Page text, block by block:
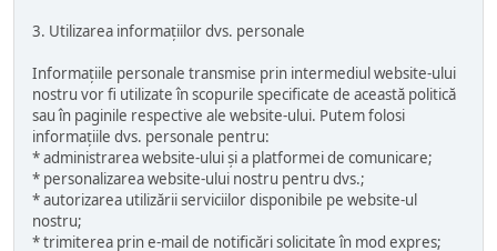
3. Utilizarea informațiilor dvs. personale
Informațiile personale transmise prin intermediul website-ului
nostru vor fi utilizate în scopurile specificate de această politică
sau în paginile respective ale website-ului. Putem folosi
informațiile dvs. personale pentru:
* administrarea website-ului și a platformei de comunicare;
* personalizarea website-ului nostru pentru dvs.;
* autorizarea utilizării serviciilor disponibile pe website-ul
nostru;
* trimiterea prin e-mail de notificări solicitate în mod expres;